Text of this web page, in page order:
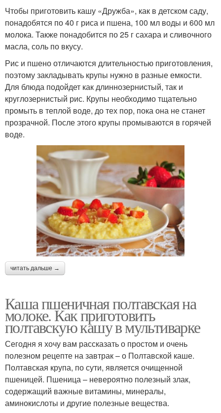
Чтобы приготовить кашу «Дружба», как в детском саду,
понадобятся по 40 г риса и пшена, 100 мл воды и 600 мл
молока. Также понадобится по 25 г сахара и сливочного
масла, соль по вкусу.
Рис и пшено отличаются длительностью приготовления,
поэтому закладывать крупы нужно в разные емкости.
Для блюда подойдет как длиннозернистый, так и
круглозернистый рис. Крупы необходимо тщательно
промыть в теплой воде, до тех пор, пока она не станет
прозрачной. После этого крупы промываются в горячей
воде.
читать дальше →
Каша пшеничная полтавская на
молоке. Как приготовить
полтавскую кашу в мультиварке
Сегодня я хочу вам рассказать о простом и очень
полезном рецепте на завтрак – о Полтавской каше.
Полтавская крупа, по сути, является очищенной
пшеницей. Пшеница – невероятно полезный злак,
содержащий важные витамины, минералы,
аминокислоты и другие полезные вещества.